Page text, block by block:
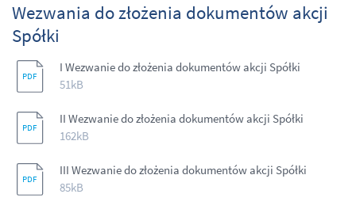
Wezwania do złożenia dokumentów akcji
Spółki
I Wezwanie do złożenia dokumentów akcji Spółki
51kB
II Wezwanie do złożenia dokumentów akcji Spółki
162kB
III Wezwanie do złożenia dokumentów akcji Spółki
85kB